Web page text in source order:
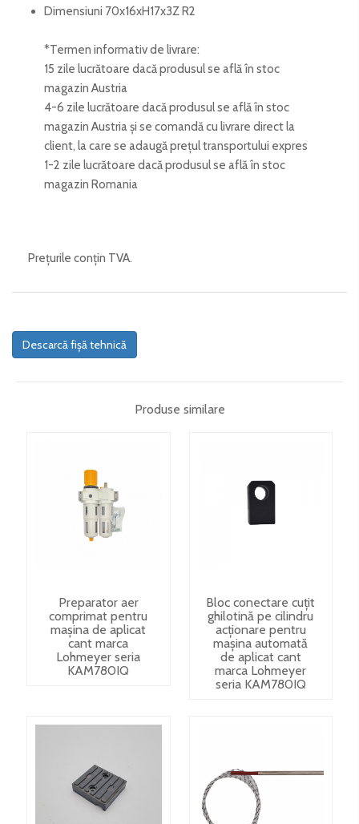
Dimensiuni 70x16xH17x3Z R2
*Termen informativ de livrare:
15 zile lucrătoare dacă produsul se află în stoc
magazin Austria
4-6 zile lucrătoare dacă produsul se află în stoc
magazin Austria și se comandă cu livrare direct la
client, la care se adaugă prețul transportului expres
1-2 zile lucrătoare dacă produsul se află în stoc
magazin Romania
Prețurile conțin TVA.
Descarcă fișă tehnică
Produse similare
Preparator aer
comprimat pentru
mașina de aplicat
cant marca
Lohmeyer seria
KAM780IQ
Bloc conectare cuțit
ghilotină pe cilindru
acționare pentru
mașina automată
de aplicat cant
marca Lohmeyer
seria KAM780IQ